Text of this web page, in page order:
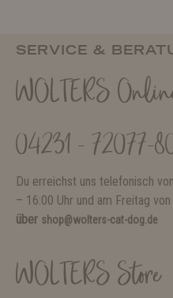
SERVICE &
WOLTERS
04231 - 72077-
Du erreichst uns telefonisch
– 16:00 Uhr und am Freitag
über shop@wolters-cat-dog.de
WOLTERS Store